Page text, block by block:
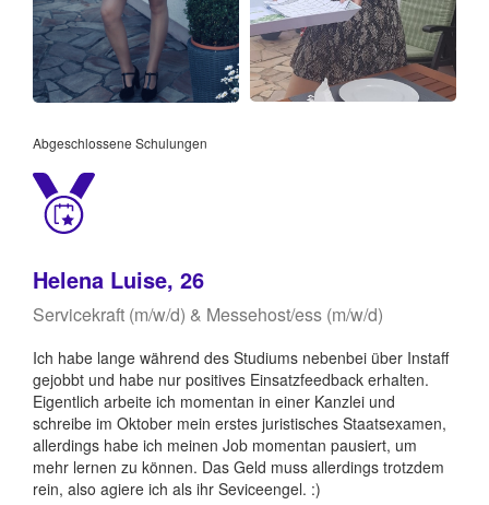
Abgeschlossene Schulungen
Helena Luise, 26
Servicekraft (m/w/d) & Messehost/ess (m/w/d)
Ich habe lange während des Studiums nebenbei über Instaff
gejobbt und habe nur positives Einsatzfeedback erhalten.
Eigentlich arbeite ich momentan in einer Kanzlei und
schreibe im Oktober mein erstes juristisches Staatsexamen,
allerdings habe ich meinen Job momentan pausiert, um
mehr lernen zu können. Das Geld muss allerdings trotzdem
rein, also agiere ich als ihr Seviceengel. :)